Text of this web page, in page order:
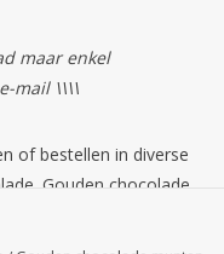
maar enkel
e-mail \\\\
of bestellen in diverse
Gouden chocolade
bestel tijdig!